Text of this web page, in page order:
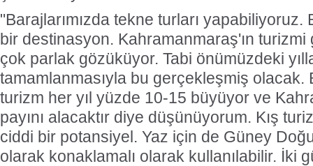
"Barajlarımızda tekne turları
bir destinasyon. Kahramanmaraş'ın turizmi
çok parlak gözüküyor. Tabi önümüzdeki
tamamlanmasıyla bu gerçekleşmiş olacak.
turizm her yıl yüzde 10-15 büyüyor ve
payını alacaktır diye düşünüyorum. Kış
ciddi bir potansiyel. Yaz için de Güney
olarak konaklamalı olarak kullanılabilir. İki